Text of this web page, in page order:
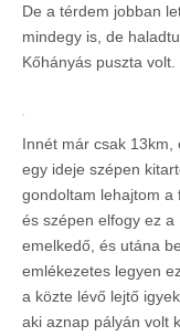
De a térdem jobban
mindegy is, de
Kőhányás puszta volt.
Innét már csak 13km,
egy ideje szépen
gondoltam lehajtom a
és szépen elfogy ez a
emelkedő, és utána
emlékezetes legyen
a közte lévő lejtő
aki aznap pályán volt